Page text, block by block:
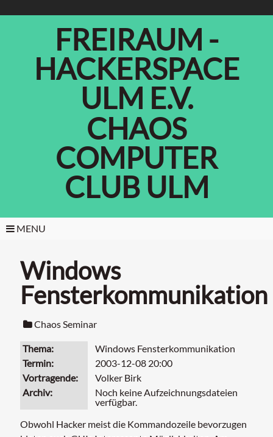
FREIRAUM -
HACKERSPACE
ULM E.V.
CHAOS
COMPUTER
CLUB ULM
MENU
Windows
Fensterkommunikation
Chaos Seminar
Thema
Windows Fensterkommunikation
Termin
2003-12-08 20:00
Vortragende
Volker Birk
Archiv
Noch keine Aufzeichnungsdateien
verfügbar.
Obwohl Hacker meist die Kommandozeile bevorzugen